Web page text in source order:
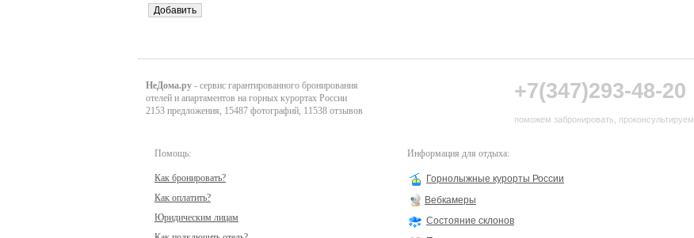
НеДома.ру - сервис гарантированного бронирования
отелей и апартаментов на горных курортах России
2153 предложения, 15487 фотографий, 11538 отзывов
+7(347)293-48-20
поможем забронировать, проконсультируем
Помощь:
Как бронировать?
Как оплатить?
Юридическим лицам
Информация для отдыха:
Горнолыжные курорты России
Вебкамеры
Состояние склонов